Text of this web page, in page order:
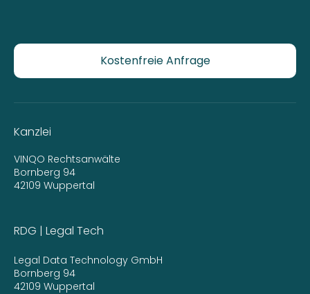
Kostenfreie Anfrage
Kanzlei
VINQO Rechtsanwälte
Bornberg 94
42109 Wuppertal
RDG | Legal Tech
Legal Data Technology GmbH
Bornberg 94
42109 Wuppertal